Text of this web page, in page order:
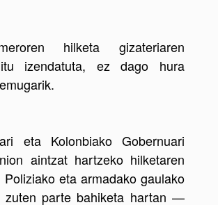
hilketa gizateriaren
izendatuta, ez dago hura
eta Kolonbiako Gobernuari
aintzat hartzeko hilketaren
Poliziako eta armadako gaulako
zuten parte bahiketa hartan —